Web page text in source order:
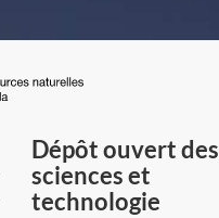
du
Canada
Dépôt ouvert des
sciences et
technologie